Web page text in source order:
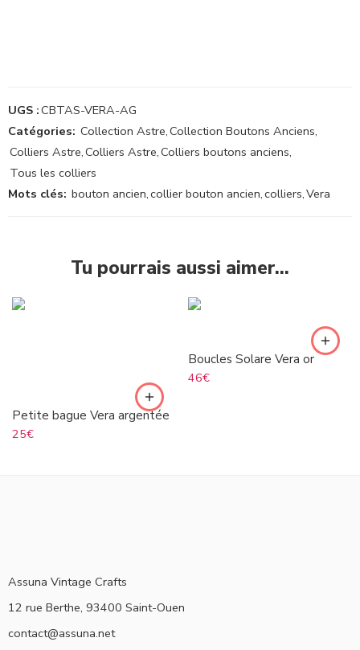
UGS :CBTAS-VERA-AG
Catégories: Collection Astre,Collection Boutons Anciens,
Colliers Astre,Colliers Astre,Colliers boutons anciens,
Tous les colliers
Mots clés: bouton ancien,collier bouton ancien,colliers,Vera
Tu pourrais aussi aimer…
Petite bague Vera argentée
25€
Boucles Solare Vera or
46€
Assuna Vintage Crafts
12 rue Berthe, 93400 Saint-Ouen
contact@assuna.net